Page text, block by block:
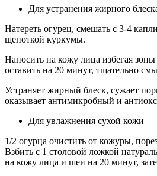
Для устранения жирного
Натереть огурец, смешать с 3-4
щепоткой куркумы.
Наносить на кожу лица избегая зоны
оставить на 20 минут, тщательно
Устраняет жирный блеск, сужает
оказывает антимикробный и
Для увлажнения сухой кожи
1/2 огурца очистить от кожуры,
Взбить с 1 столовой ложкой
на кожу лица и шеи на 20 минут,